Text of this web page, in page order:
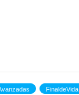
FinaldeVida